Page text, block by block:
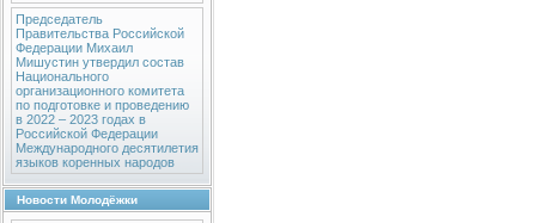
Председатель
Правительства Российской
Федерации Михаил
Мишустин утвердил состав
Национального
организационного комитета
по подготовке и проведению
в 2022 – 2023 годах в
Российской Федерации
Международного десятилетия
языков коренных народов
Новости Молодёжки